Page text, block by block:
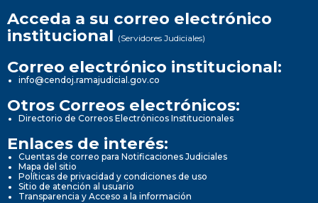
Acceda a su correo electrónico
institucional (Servidores Judiciales)
Correo electrónico institucional:
info@cendoj.ramajudicial.gov.co
Otros Correos electrónicos:
Directorio de Correos Electrónicos Institucionales
Enlaces de interés:
Cuentas de correo para Notificaciones Judiciales
Mapa del sitio
Políticas de privacidad y condiciones de uso
Sitio de atención al usuario
Transparencia y Acceso a la información